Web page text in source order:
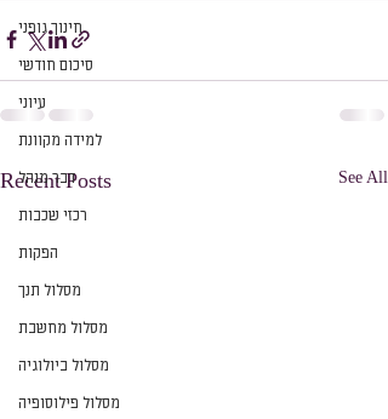
חינוך גופני
סיכום חודשי
עיוני
למידה מקוונת
דבר מנהל
רכזי שכבות
הפקות
מסלול תנך
מסלול מחשבת
מסלול ביולוגיה
מסלול פילוסופיה
Recent Posts See All